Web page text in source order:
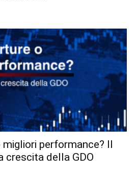
performance? Il
crescita della GDO